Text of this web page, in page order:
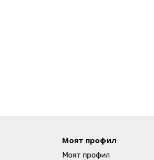
Моят профил
Моят профил